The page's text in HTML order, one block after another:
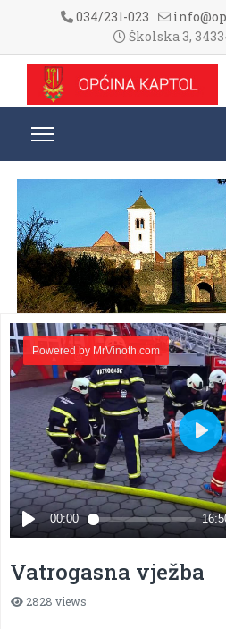
034/231-023
Školska 3,
Vatrogasna vježba
2828 views